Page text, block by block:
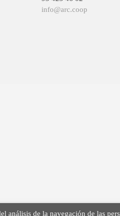
info@arc.coop
análisis de la navegación de las